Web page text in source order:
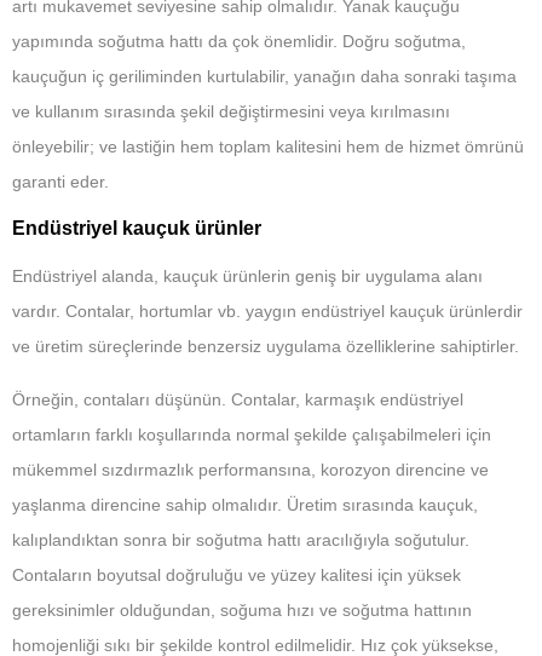
artı mukavemet seviyesine sahip olmalıdır. Yanak kauçuğu
yapımında soğutma hattı da çok önemlidir. Doğru soğutma,
kauçuğun iç geriliminden kurtulabilir, yanağın daha sonraki taşıma
ve kullanım sırasında şekil değiştirmesini veya kırılmasını
önleyebilir; ve lastiğin hem toplam kalitesini hem de hizmet ömrünü
garanti eder.
Endüstriyel kauçuk ürünler
Endüstriyel alanda, kauçuk ürünlerin geniş bir uygulama alanı
vardır. Contalar, hortumlar vb. yaygın endüstriyel kauçuk ürünlerdir
ve üretim süreçlerinde benzersiz uygulama özelliklerine sahiptirler.
Örneğin, contaları düşünün. Contalar, karmaşık endüstriyel
ortamların farklı koşullarında normal şekilde çalışabilmeleri için
mükemmel sızdırmazlık performansına, korozyon direncine ve
yaşlanma direncine sahip olmalıdır. Üretim sırasında kauçuk,
kalıplandıktan sonra bir soğutma hattı aracılığıyla soğutulur.
Contaların boyutsal doğruluğu ve yüzey kalitesi için yüksek
gereksinimler olduğundan, soğuma hızı ve soğutma hattının
homojenliği sıkı bir şekilde kontrol edilmelidir. Hız çok yüksekse,